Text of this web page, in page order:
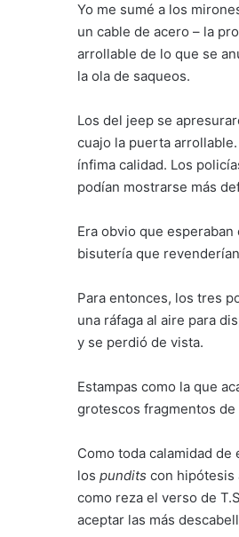
Yo me sumé a los
un cable de acero – la
arrollable de lo que se
la ola de saqueos.
Los del jeep se
cuajo la puerta
ínfima calidad. Los
podían mostrarse más
Era obvio que
bisutería que
Para entonces, los tres
una ráfaga al aire para
y se perdió de vista.
Estampas como la que
grotescos fragmentos
Como toda calamidad
los pundits con hipótesis
como reza el verso de
aceptar las más